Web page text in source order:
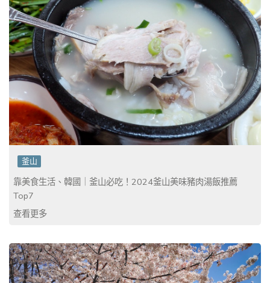
釜山
靠美食生活、韓國｜釜山必吃！2024釜山美味豬肉湯飯推薦
Top7
查看更多